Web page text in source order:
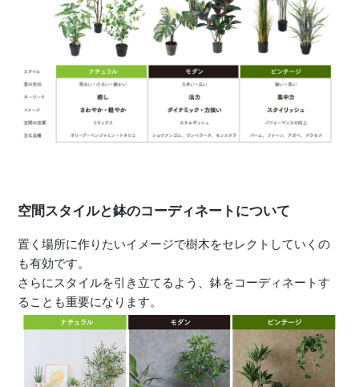
OFFICIAL SNS
空間スタイルと鉢のコーディネートについて
置く場所に作りたいイメージで樹木をセレクトしていくの
も有効です。
さらにスタイルを引き立てるよう、鉢をコーディネートす
ることも重要になります。